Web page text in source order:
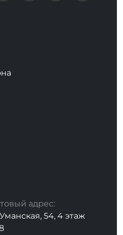
адрес:
54, 4 этаж